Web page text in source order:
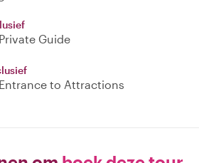
Private Guide
Entrance to Attractions